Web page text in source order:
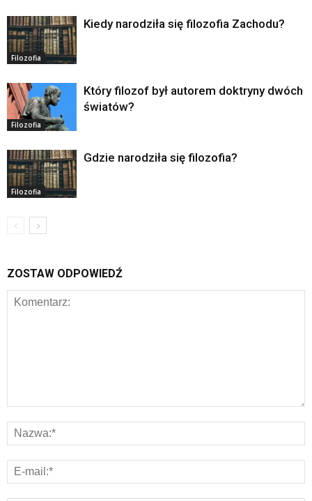
Filozofia
Kiedy narodziła się filozofia Zachodu?
Filozofia
Który filozof był autorem doktryny dwóch
światów?
Filozofia
Gdzie narodziła się filozofia?
ZOSTAW ODPOWIEDŹ